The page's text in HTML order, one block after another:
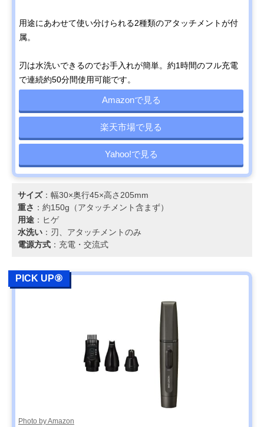
用途にあわせて使い分けられる2種類のアタッチメントが付
属。
刃は水洗いできるのでお手入れが簡単。約1時間のフル充電
で連続約50分間使用可能です。
Amazonで見る
楽天市場で見る
Yahoo!で見る
サイズ：幅30×奥行45×高さ205mm
重さ ：約150g（アタッチメント含まず）
用途 ：ヒゲ
水洗い ：刃、アタッチメントのみ
電源方式 ：充電・交流式
PICK UP⑨
Photo by Amazon